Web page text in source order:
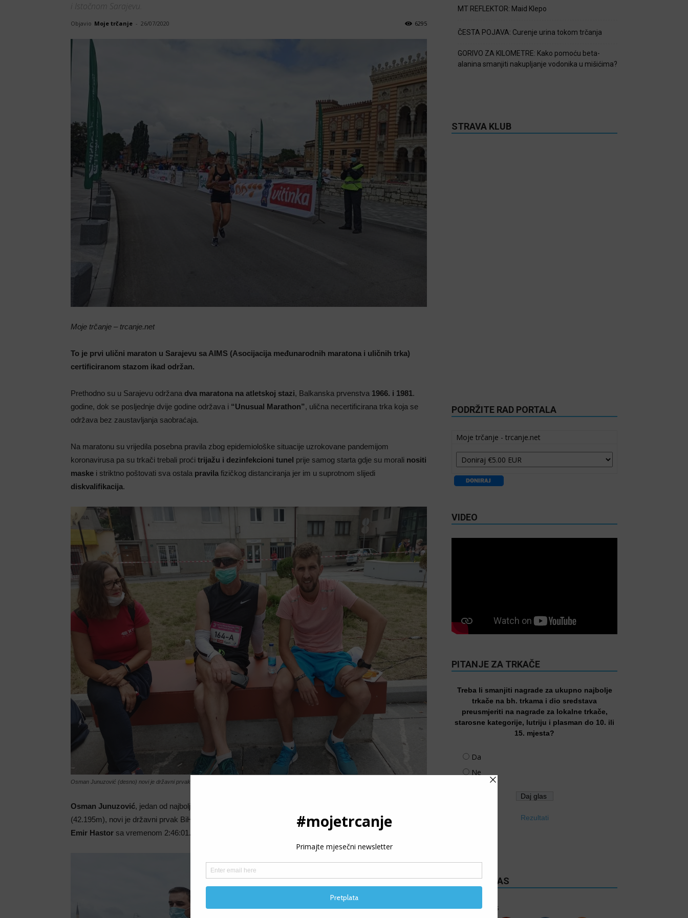
i Istočnom Sarajevu.
Objavio Moje trčanje - 26/07/2020 6295
Moje trčanje – trcanje.net
To je prvi ulični maraton u Sarajevu sa AIMS (Asocijacija međunarodnih maratona i uličnih trka)
certificiranom stazom ikad održan.
Prethodno su u Sarajevu održana dva maratona na atletskoj stazi, Balkanska prvenstva 1966. i 1981.
godine, dok se posljednje dvije godine održava i “Unusual Marathon”, ulična necertificirana trka koja se
održava bez zaustavljanja saobraćaja.
Na maratonu su vrijedila posebna pravila zbog epidemiološke situacije uzrokovane pandemijom
koronavirusa pa su trkači trebali proći trijažu i dezinfekcioni tunel prije samog starta gdje su morali nositi
maske i striktno poštovati sva ostala pravila fizičkog distanciranja jer im u suprotnom slijedi
diskvalifikacija.
Osman Junuzović (desno) novi je državni prvak BiH u maratonu
Osman Junuzović, jedan od najboljih atletičara u BiH, koji je po prvi puta trčao distancu maratona
(42.195m), novi je državni prvak BiH u maratonu (2:30:10). Drugi je bioDavor Vidović(2:44:20), a treći
Emir Hastor sa vremenom 2:46:01. Ovo je ujedno poredak Prvenstva BiH u maratonu u muškoj kategoriji.
MT REFLEKTOR: Maid Klepo
ČESTA POJAVA: Curenje urina tokom trčanja
GORIVO ZA KILOMETRE: Kako pomoću beta-
alanina smanjiti nakupljanje vodonika u mišićima?
STRAVA KLUB
PODRŽITE RAD PORTALA
Moje trčanje - trcanje.net
VIDEO
PITANJE ZA TRKAČE
Treba li smanjiti nagrade za ukupno najbolje
trkače na bh. trkama i dio sredstava
preusmjeriti na nagrade za lokalne trkače,
starosne kategorije, lutriju i plasman do 10. ili
15. mjesta?
Da
Ne
Rezultati
PRATITE NAS
36k Follows